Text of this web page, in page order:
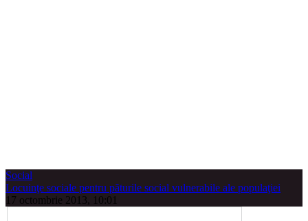
Social
Locuinţe sociale pentru păturile social vulnerabile ale populaţiei
17 octombrie 2013, 10:01